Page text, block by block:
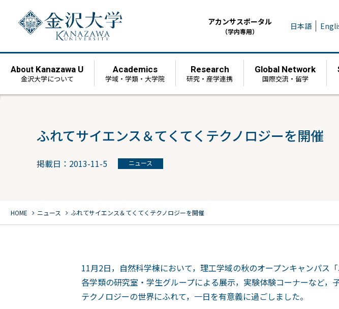
アカンサスポータル
（学内専用） 日本語
About Kanazawa U
金沢大学について
Academics
学域・学類・大学院
Research
研究・産学連携
Global Network
国際交流・留学
ふれてサイエンス＆てくてくテクノロジーを開催
掲載日：2013-11-5 ニュース
HOME chevron_right ニュース chevron_right ふれてサイエンス＆てくてくテクノロジーを開催
11月2日，自然科学棟において，理工学域の秋のオープンキャンパス
各学類の研究室・学生グループによる展示，実験体験コーナーなど
テクノロジーの世界にふれて，一日を有意義に過ごしました。